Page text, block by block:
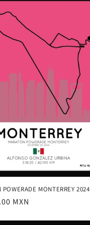
POWERADE MONTERREY 2024
MXN